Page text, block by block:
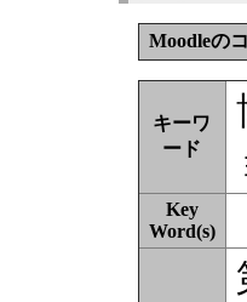
Moodleの
キーワ
ード
Key
Word(s)